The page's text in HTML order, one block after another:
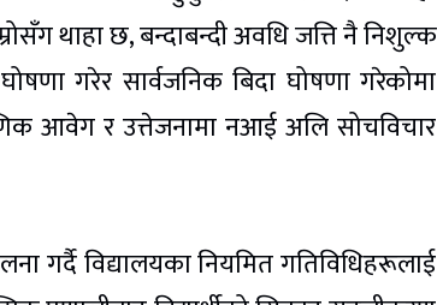
थाहा छ, बन्दाबन्दी अवधि जत्ति नै निशुल्क
गरेर सार्वजनिक बिदा घोषणा गरेकोमा
आवेग र उत्तेजनामा नआई अलि सोचविचार
गर्दै विद्यालयका नियमित गतिविधिहरूलाई